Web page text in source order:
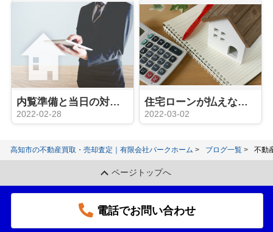
内覧準備と当日の対応が最重要！？家に住みながら売却活動するなら
2022-02-28
住宅ローンが払えなくても家を売る方法は？支払い滞納に注意！
2022-03-02
高知市の不動産買取・売却査定｜有限会社パークホーム ブログ一覧 不動
ページトップへ
電話でお問い合わせ